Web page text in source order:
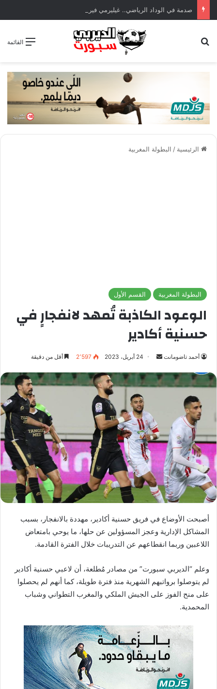
القائمة
الرئيسية / البطولة المغربية
البطولة المغربية القسم الأول
الوعود الكاذبة تُمهد لانفجارٍ في
حسنية أكادير
أحمد تاضومانت
ي
د
ا
ل
ك
ت
و
ن
ي
24 أبريل، 2023 2٬597 أقل من دقيقة
أصبحت الأوضاع في فريق حسنية أكادير، مهددة بالانفجار، بسبب
المشاكل الإدارية وعجز المسؤولين عن حلها، ما يوحي بامتعاض
اللاعبين وربما انقطاعهم عن التدريبات خلال الفترة القادمة.
وعلم “الديربي سبورت” من مصادر مُطلعة، أن لاعبي حسنية أكادير
لم يتوصلوا برواتبهم الشهرية منذ فترة طويلة، كما أنهم لم يحصلوا
على منح الفوز على الجيش الملكي والمغرب التطواني وشباب
المحمدية.